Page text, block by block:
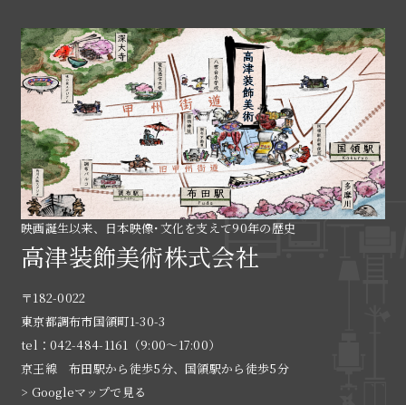
映画誕生以来、日本映像･文化を支えて90年の歴史
高津装飾美術株式会社
〒182-0022
東京都調布市国領町1-30-3
tel：042-484-1161（9:00〜17:00）
京王線 布田駅から徒歩5分、国領駅から徒歩5分
> Googleマップで見る